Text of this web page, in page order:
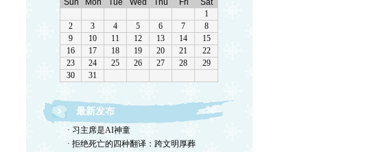
最新发布
· 习主席是AI神童
· 拒绝死亡的四种翻译：跨文明厚葬